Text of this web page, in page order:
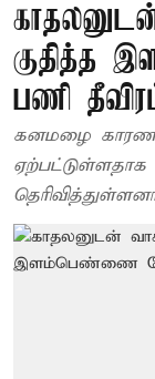
குதித்த
பணி
கனமழை